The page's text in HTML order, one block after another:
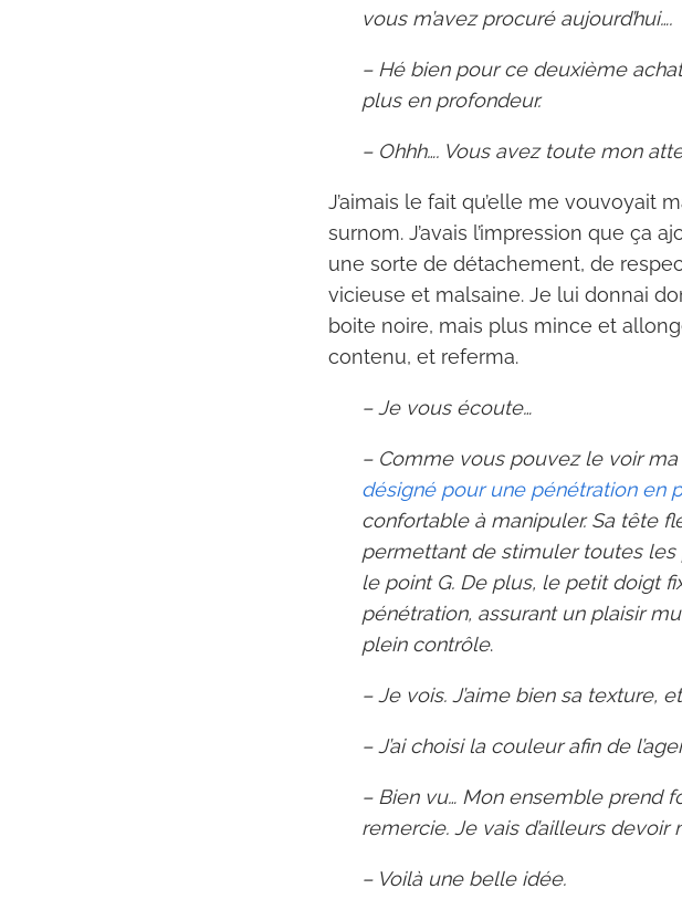
vous m’avez procuré aujourd’hui….
– Hé bien pour ce deuxième
plus en profondeur.
– Ohhh…. Vous avez toute mon
J’aimais le fait qu’elle me vouvoyait
surnom. J’avais l’impression que ça
une sorte de détachement, de
vicieuse et malsaine. Je lui donnai
boite noire, mais plus mince et
contenu, et referma.
– Je vous écoute…
– Comme vous pouvez le voir
désigné pour une pénétration en
confortable à manipuler. Sa tête
permettant de stimuler toutes les
le point G. De plus, le petit doigt
pénétration, assurant un plaisir
plein contrôle.
– Je vois. J’aime bien sa texture,
– J’ai choisi la couleur afin de
– Bien vu… Mon ensemble prend
remercie. Je vais d’ailleurs
– Voilà une belle idée.